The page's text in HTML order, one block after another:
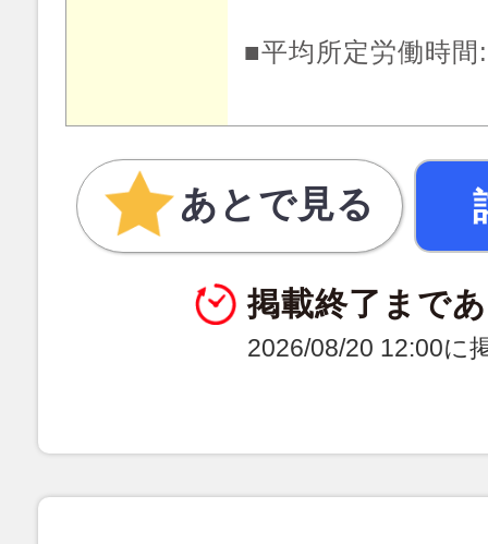
■平均所定労働時間
あとで見る
掲載終了まで
2026/08/20 12:00に